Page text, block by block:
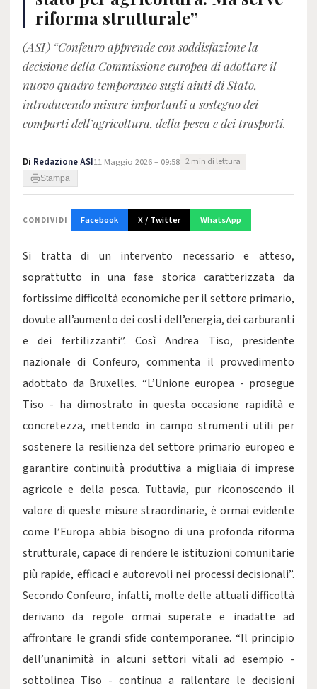
riforma strutturale”
(ASI) “Confeuro apprende con soddisfazione la
decisione della Commissione europea di adottare il
nuovo quadro temporaneo sugli aiuti di Stato,
introducendo misure importanti a sostegno dei
comparti dell’agricoltura, della pesca e dei trasporti.
Di Redazione ASI11 Maggio 2026 – 09:58 2 min di lettura
Stampa
CONDIVIDI Facebook X / Twitter WhatsApp
Si tratta di un intervento necessario e atteso,
soprattutto in una fase storica caratterizzata da
fortissime difficoltà economiche per il settore primario,
dovute all’aumento dei costi dell’energia, dei carburanti
e dei fertilizzanti”. Così Andrea Tiso, presidente
nazionale di Confeuro, commenta il provvedimento
adottato da Bruxelles. “L’Unione europea - prosegue
Tiso - ha dimostrato in questa occasione rapidità e
concretezza, mettendo in campo strumenti utili per
sostenere la resilienza del settore primario europeo e
garantire continuità produttiva a migliaia di imprese
agricole e della pesca. Tuttavia, pur riconoscendo il
valore di queste misure straordinarie, è ormai evidente
come l’Europa abbia bisogno di una profonda riforma
strutturale, capace di rendere le istituzioni comunitarie
più rapide, efficaci e autorevoli nei processi decisionali”.
Secondo Confeuro, infatti, molte delle attuali difficoltà
derivano da regole ormai superate e inadatte ad
affrontare le grandi sfide contemporanee. “Il principio
dell’unanimità in alcuni settori vitali ad esempio -
sottolinea Tiso - continua a rallentare le decisioni